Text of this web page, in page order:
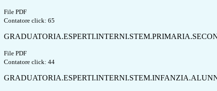
File PDF
Contatore click: 65
File PDF
Contatore click: 44